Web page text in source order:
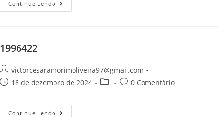
Continue Lendo
1996422
victorcesaramorimoliveira97@gmail.com
18 de dezembro de 2024
0 Comentário
Continue Lendo